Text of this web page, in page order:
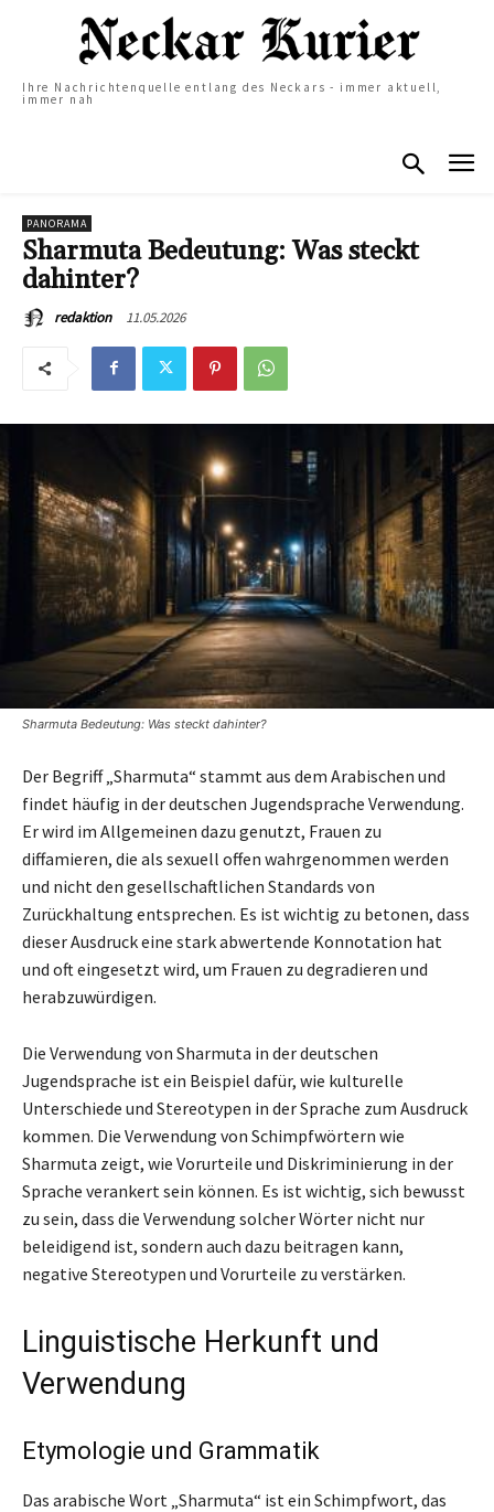
Ihre Nachrichtenquelle entlang des Neckars - immer aktuell,
immer nah
PANORAMA
Sharmuta Bedeutung: Was steckt
dahinter?
redaktion 11.05.2026
Sharmuta Bedeutung: Was steckt dahinter?
Der Begriff „Sharmuta“ stammt aus dem Arabischen und
findet häufig in der deutschen Jugendsprache Verwendung.
Er wird im Allgemeinen dazu genutzt, Frauen zu
diffamieren, die als sexuell offen wahrgenommen werden
und nicht den gesellschaftlichen Standards von
Zurückhaltung entsprechen. Es ist wichtig zu betonen, dass
dieser Ausdruck eine stark abwertende Konnotation hat
und oft eingesetzt wird, um Frauen zu degradieren und
herabzuwürdigen.
Die Verwendung von Sharmuta in der deutschen
Jugendsprache ist ein Beispiel dafür, wie kulturelle
Unterschiede und Stereotypen in der Sprache zum Ausdruck
kommen. Die Verwendung von Schimpfwörtern wie
Sharmuta zeigt, wie Vorurteile und Diskriminierung in der
Sprache verankert sein können. Es ist wichtig, sich bewusst
zu sein, dass die Verwendung solcher Wörter nicht nur
beleidigend ist, sondern auch dazu beitragen kann,
negative Stereotypen und Vorurteile zu verstärken.
Linguistische Herkunft und
Verwendung
Etymologie und Grammatik
Das arabische Wort „Sharmuta“ ist ein Schimpfwort, das